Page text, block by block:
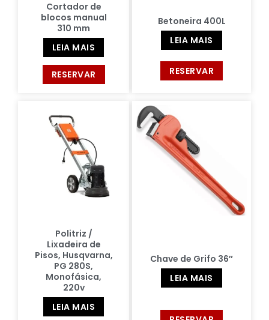
Cortador de
blocos manual
310 mm
LEIA MAIS
RESERVAR
Betoneira 400L
LEIA MAIS
RESERVAR
Politriz /
Lixadeira de
Pisos, Husqvarna,
PG 280S,
Monofásica,
220v
LEIA MAIS
Chave de Grifo 36″
LEIA MAIS